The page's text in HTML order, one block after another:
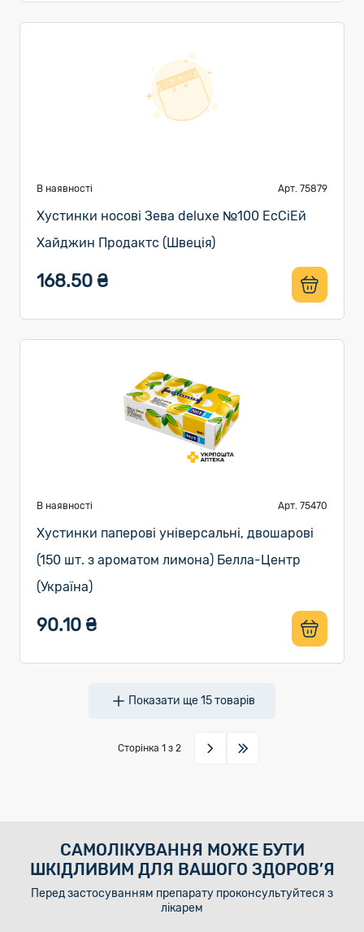
В наявності Арт. 75879
Хустинки носові Зева deluxe №100 ЕсСіЕй
Хайджин Продактс (Швеція)
168.50 ₴
В наявності Арт. 75470
Хустинки паперові універсальні, двошарові
(150 шт. з ароматом лимона) Белла-Центр
(Україна)
90.10 ₴
Показати ще15товарів
Сторінка 1 з 2
САМОЛІКУВАННЯ МОЖЕ БУТИ
ШКІДЛИВИМ ДЛЯ ВАШОГО ЗДОРОВ’Я
Перед застосуванням препарату проконсультуйтеся з
лікарем